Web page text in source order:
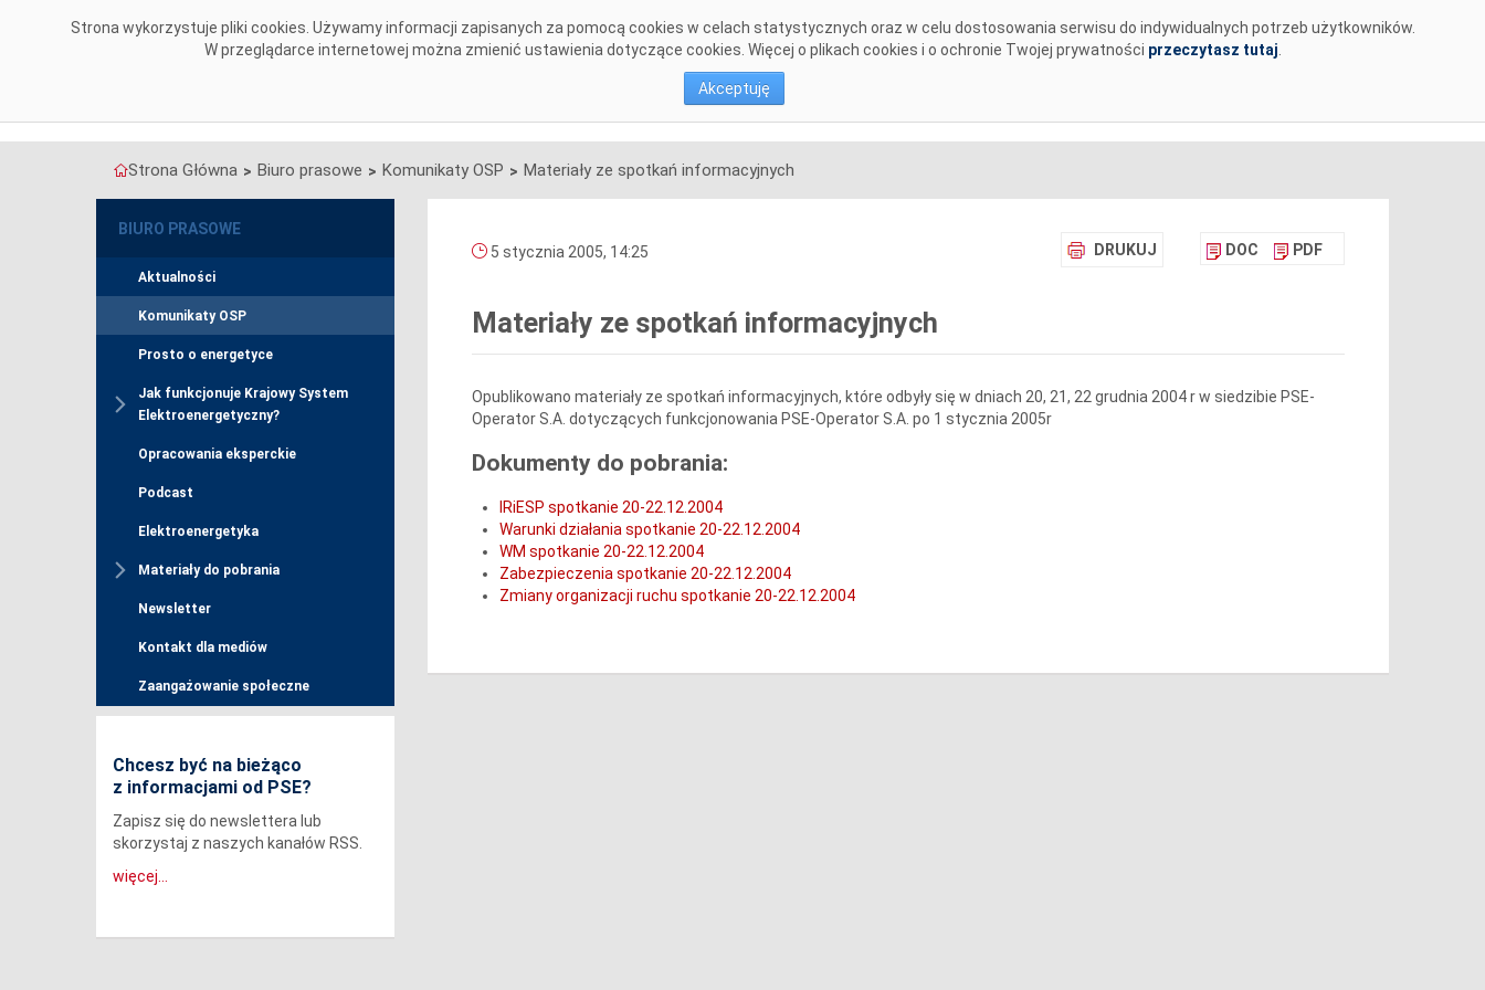
Strona wykorzystuje pliki cookies. Używamy informacji zapisanych za pomocą cookies w celach statystycznych oraz w celu dostosowania serwisu do indywidualnych potrzeb użytkowników.
W przeglądarce internetowej można zmienić ustawienia dotyczące cookies. Więcej o plikach cookies i o ochronie Twojej prywatności przeczytasz tutaj
Akceptuję
O NAS OBSZARY DZIAŁALNOŚCI DANE SYSTEMOWE KONSULTACJE INWESTYCJE DOKUMENTY BIURO PRASOWE KARIERA
Strona Główna > Biuro prasowe > Komunikaty OSP > Materiały ze spotkań informacyjnych
BIURO PRASOWE
Aktualności
Komunikaty OSP
Prosto o energetyce
Jak funkcjonuje Krajowy System
Elektroenergetyczny?
Opracowania eksperckie
Podcast
Elektroenergetyka
Materiały do pobrania
Newsletter
Kontakt dla mediów
Zaangażowanie społeczne
Chcesz być na bieżąco
z informacjami od PSE?
Zapisz się do newslettera lub
skorzystaj z naszych kanałów RSS.
więcej...
DRUKUJ DOC PDF
5 stycznia 2005, 14:25
Materiały ze spotkań informacyjnych
Opublikowano materiały ze spotkań informacyjnych, które odbyły się w dniach 20, 21, 22 grudnia 2004 r w siedzibie PSE-
Operator S.A. dotyczących funkcjonowania PSE-Operator S.A. po 1 stycznia 2005r
Dokumenty do pobrania:
IRiESP spotkanie 20-22.12.2004
Warunki działania spotkanie 20-22.12.2004
WM spotkanie 20-22.12.2004
Zabezpieczenia spotkanie 20-22.12.2004
Zmiany organizacji ruchu spotkanie 20-22.12.2004